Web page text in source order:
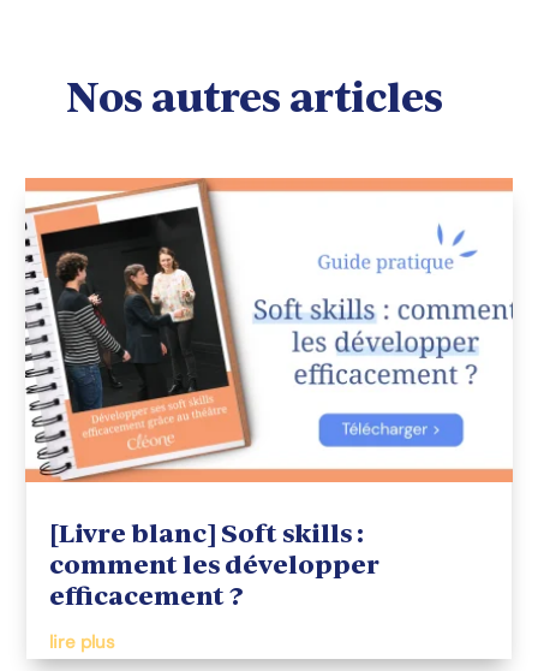
Nos autres articles
[Livre blanc] Soft skills :
comment les développer
efficacement ?
lire plus